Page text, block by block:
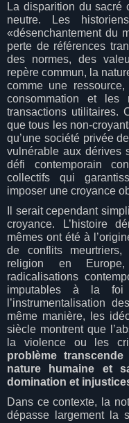
La disparition du sacré
neutre. Les
«désenchantement du
perte de références
des normes, des
repère commun, la
comme une
consommation et les
transactions utilitaires.
que tous les non-
qu’une société privée
vulnérable aux dérives
défi contemporain
collectifs qui
imposer une croyance
Il serait cependant
croyance. L’histoire
mêmes ont été à
de conflits
religion en
radicalisations
imputables à la
l’instrumentalisation
même manière, les
siècle montrent que
la violence ou les
problème
nature humaine et
domination et
Dans ce contexte, la
dépasse largement la